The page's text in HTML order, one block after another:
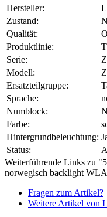
Hersteller:
Zustand:
Qualität:
Produktlinie:
Serie:
Modell:
Ersatzteilgruppe:
Sprache:
Numblock:
Farbe:
Hintergrundbeleuchtung:
Status:
Weiterführende Links zu
norwegisch backlight
Fragen zum Artikel?
Weitere Artikel von